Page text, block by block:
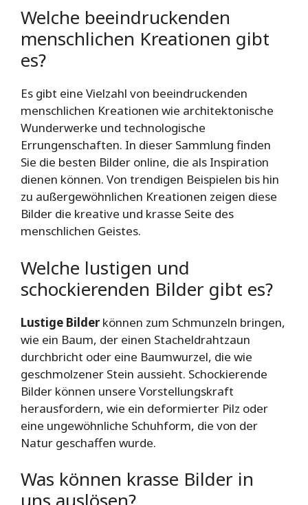
Welche beeindruckenden
menschlichen Kreationen gibt
es?
Es gibt eine Vielzahl von beeindruckenden
menschlichen Kreationen wie architektonische
Wunderwerke und technologische
Errungenschaften. In dieser Sammlung finden
Sie die besten Bilder online, die als Inspiration
dienen können. Von trendigen Beispielen bis hin
zu außergewöhnlichen Kreationen zeigen diese
Bilder die kreative und krasse Seite des
menschlichen Geistes.
Welche lustigen und
schockierenden Bilder gibt es?
Lustige Bilderkönnen zum Schmunzeln bringen,
wie ein Baum, der einen Stacheldrahtzaun
durchbricht oder eine Baumwurzel, die wie
geschmolzener Stein aussieht. Schockierende
Bilder können unsere Vorstellungskraft
herausfordern, wie ein deformierter Pilz oder
eine ungewöhnliche Schuhform, die von der
Natur geschaffen wurde.
Was können krasse Bilder in